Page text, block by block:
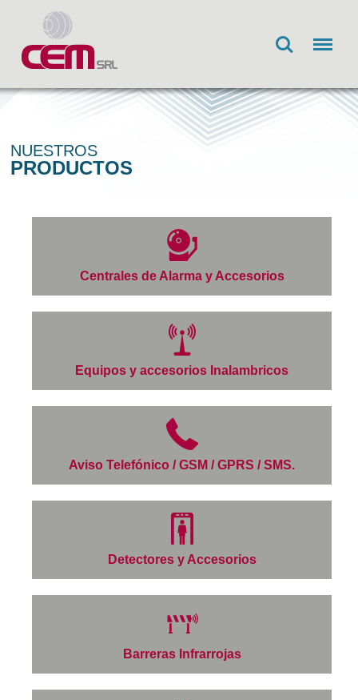
Search
NUESTROS
PRODUCTOS
Centrales de Alarma y Accesorios
Equipos y accesorios Inalambricos
Aviso Telefónico / GSM / GPRS / SMS.
Detectores y Accesorios
Barreras Infrarrojas